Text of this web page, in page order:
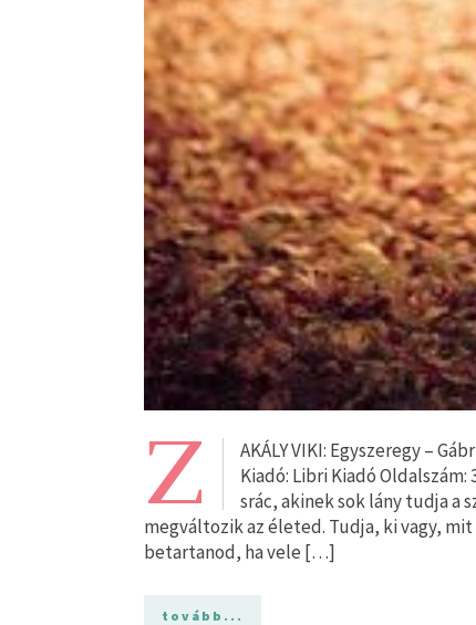
Z
AKÁLY VIKI: Egyszeregy –
Kiadó: Libri Kiadó
srác, akinek sok lány tudja a
megváltozik az életed. Tudja, ki vagy,
betartanod, ha vele […]
tovább...